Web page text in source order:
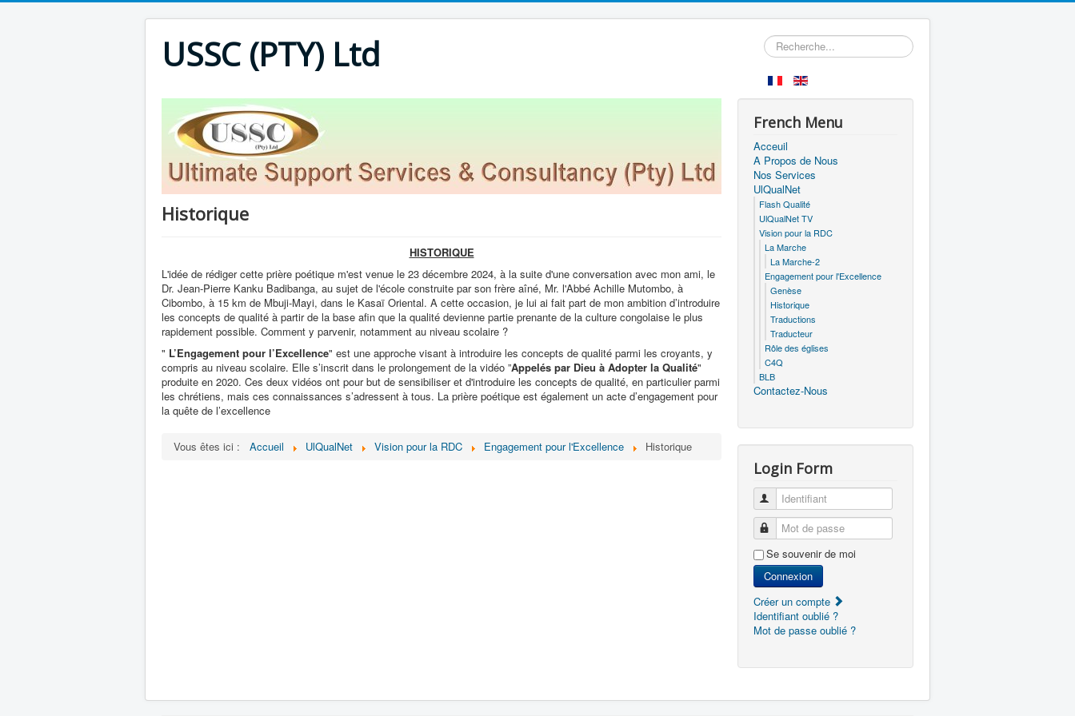
USSC (PTY) Ltd Rechercher
Historique
HISTORIQUE
L'idée de rédiger cette prière poétique m'est venue le 23 décembre 2024, à la suite d'une conversation avec mon ami, le
Dr. Jean-Pierre Kanku Badibanga, au sujet de l'école construite par son frère aîné, Mr. l'Abbé Achille Mutombo, à
Cibombo, à 15 km de Mbuji-Mayi, dans le Kasaï Oriental. A cette occasion, je lui ai fait part de mon ambition d’introduire
les concepts de qualité à partir de la base afin que la qualité devienne partie prenante de la culture congolaise le plus
rapidement possible. Comment y parvenir, notamment au niveau scolaire ?
" L’Engagement pour l’Excellence" est une approche visant à introduire les concepts de qualité parmi les croyants, y
compris au niveau scolaire. Elle s’inscrit dans le prolongement de la vidéo ”Appelés par Dieu à Adopter la Qualité"
produite en 2020. Ces deux vidéos ont pour but de sensibiliser et d'introduire les concepts de qualité, en particulier parmi
les chrétiens, mais ces connaissances s’adressent à tous. La prière poétique est également un acte d’engagement pour
la quête de l’excellence
Vous êtes ici : Accueil UlQualNet Vision pour la RDC Engagement pour l'Excellence Historique
French Menu
Acceuil
A Propos de Nous
Nos Services
UlQualNet
Flash Qualité
UlQualNet TV
Vision pour la RDC
La Marche
La Marche-2
Engagement pour l'Excellence
Genèse
Historique
Traductions
Traducteur
Rôle des églises
C4Q
BLB
Contactez-Nous
Login Form
Identifiant
Mot de passe
Se souvenir de moi
Connexion
Créer un compte
Identifiant oublié ?
Mot de passe oublié ?